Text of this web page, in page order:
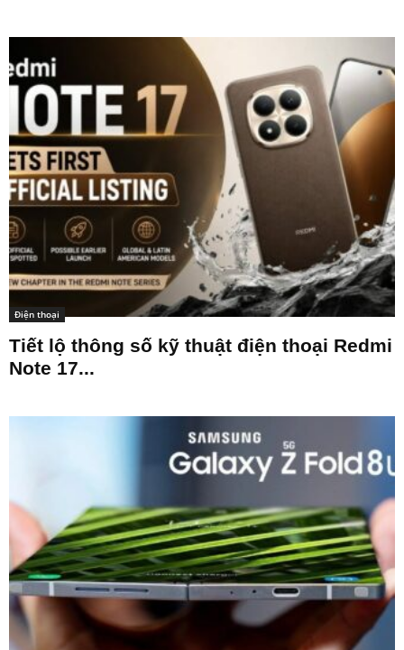
Điện thoại
Tiết lộ thông số kỹ thuật điện thoại Redmi
Note 17...